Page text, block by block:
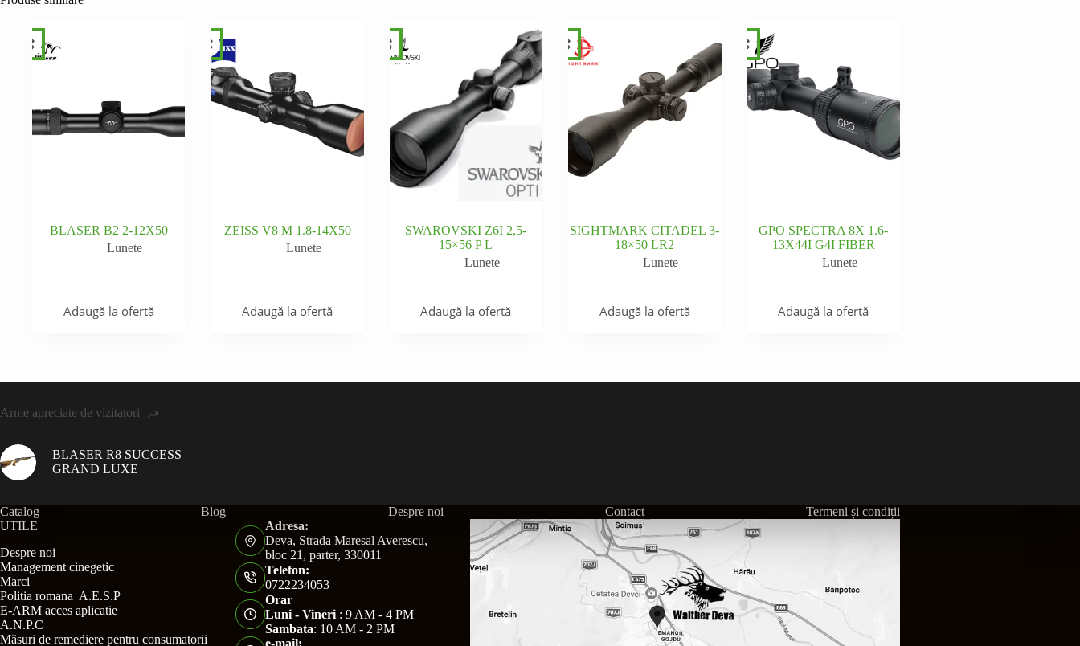
BLASER B2 2-12X50
Lunete
Adaugă la ofertă
ZEISS V8 M 1.8-14X50
Lunete
Adaugă la ofertă
SWAROVSKI Z6I 2,5-
15×56 P L
Lunete
Adaugă la ofertă
SIGHTMARK CITADEL 3-
18×50 LR2
Lunete
Adaugă la ofertă
GPO SPECTRA 8X 1.6-
13X44I G4I FIBER
Lunete
Adaugă la ofertă
Arme apreciate de vizitatori
BLASER R8 SUCCESS
GRAND LUXE
Catalog Blog Despre noi Contact
Termeni și condiții
UTILE
Despre noi
Management cinegetic
Marci
Politia romana A.E.S.P
E-ARM acces aplicatie
A.N.P.C
Măsuri de remediere pentru consumatorii
Adresa:
Deva, Strada Maresal Averescu,
bloc 21, parter, 330011
Telefon:
0722234053
Orar
Luni - Vineri : 9 AM - 4 PM
Sambata: 10 AM - 2 PM